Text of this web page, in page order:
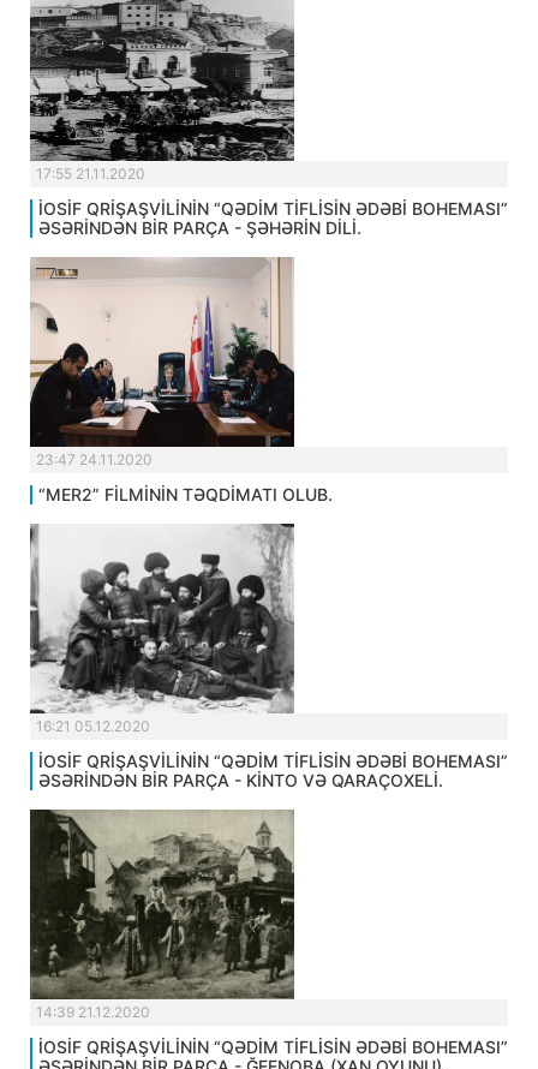
17:55 21.11.2020
İOSİF QRİŞAŞVİLİNİN “QƏDİM TİFLİSİN ƏDƏBİ BOHEMASI”
ƏSƏRİNDƏN BİR PARÇA - ŞƏHƏRİN DİLİ.
23:47 24.11.2020
“MER2” FİLMİNİN TƏQDİMATI OLUB.
16:21 05.12.2020
İOSİF QRİŞAŞVİLİNİN “QƏDİM TİFLİSİN ƏDƏBİ BOHEMASI”
ƏSƏRİNDƏN BİR PARÇA - KİNTO VƏ QARAÇOXELİ.
14:39 21.12.2020
İOSİF QRİŞAŞVİLİNİN “QƏDİM TİFLİSİN ƏDƏBİ BOHEMASI”